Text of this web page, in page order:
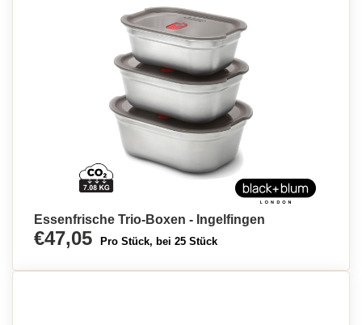
Essenfrische Trio-Boxen - Ingelfingen
€47,05 Pro Stück, bei 25 Stück